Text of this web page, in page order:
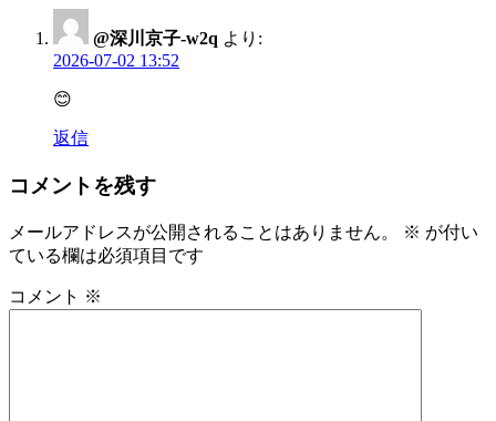
@深川京子-w2q より:
2026-07-02 13:52
😊
返信
コメントを残す
メールアドレスが公開されることはありません。 ※ が付い
ている欄は必須項目です
コメント ※